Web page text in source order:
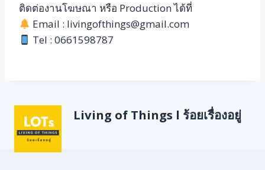
ติดต่องานโฆษณา หรือ Production ได้ที่
Email : livingofthings@gmail.com
Tel : 0661598787
Living of Things l ร้อยเรื่องอยู่